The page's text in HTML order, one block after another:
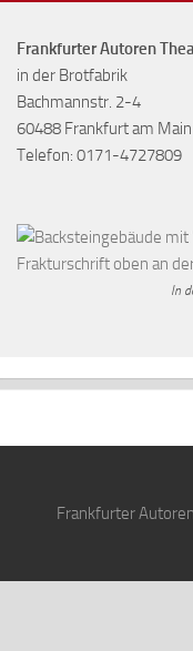
Frankfurter Autoren
in der Brotfabrik
Bachmannstr. 2-4
60488 Frankfurt am Main
Telefon: 0171-4727809
In
Frankfurter